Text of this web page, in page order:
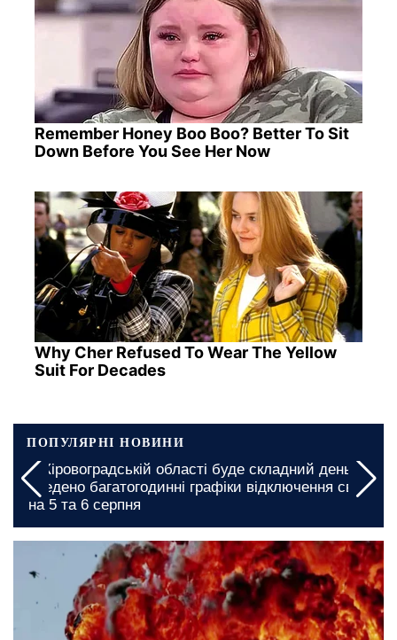
Remember Honey Boo Boo? Better To Sit
Down Before You See Her Now
Why Cher Refused To Wear The Yellow
Suit For Decades
ПОПУЛЯРНІ НОВИНИ
У Кіровоградській області буде складний день:
введено багатогодинні графіки відключення світла
на 5 та 6 серпня